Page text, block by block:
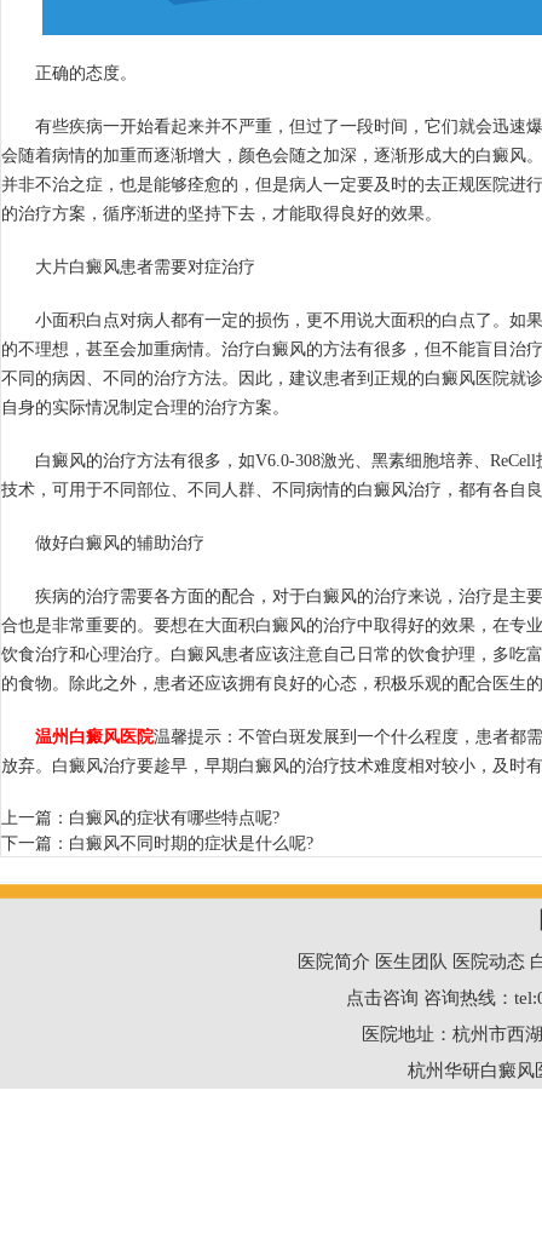
正确的态度。
有些疾病一开始看起来并不严重，但过了一段时间，它们就会迅速
会随着病情的加重而逐渐增大，颜色会随之加深，逐渐形成大的白癜风
并非不治之症，也是能够痊愈的，但是病人一定要及时的去正规医院进
的治疗方案，循序渐进的坚持下去，才能取得良好的效果。
大片白癜风患者需要对症治疗
小面积白点对病人都有一定的损伤，更不用说大面积的白点了。如
的不理想，甚至会加重病情。治疗白癜风的方法有很多，但不能盲目治
不同的病因、不同的治疗方法。因此，建议患者到正规的白癜风医院就
自身的实际情况制定合理的治疗方案。
白癜风的治疗方法有很多，如V6.0-308激光、黑素细胞培养、ReCell
技术，可用于不同部位、不同人群、不同病情的白癜风治疗，都有各自
做好白癜风的辅助治疗
疾病的治疗需要各方面的配合，对于白癜风的治疗来说，治疗是主
合也是非常重要的。要想在大面积白癜风的治疗中取得好的效果，在专
饮食治疗和心理治疗。白癜风患者应该注意自己日常的饮食护理，多吃
的食物。除此之外，患者还应该拥有良好的心态，积极乐观的配合医生
温州白癜风医院温馨提示：不管白斑发展到一个什么程度，患者都
放弃。白癜风治疗要趁早，早期白癜风的治疗技术难度相对较小，及时
上一篇： 白癜风的症状有哪些特点呢?
下一篇： 白癜风不同时期的症状是什么呢?
医院简介 医生团队 医院动态
点击咨询 咨询热线：
医院地址：杭州市西
杭州华研白癜风